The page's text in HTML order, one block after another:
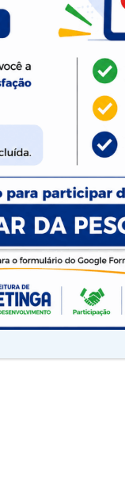
que
população e
e assegurou